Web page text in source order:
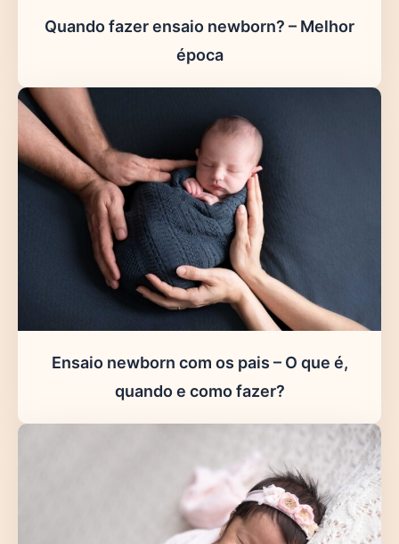
Quando fazer ensaio newborn? – Melhor
época
Ensaio newborn com os pais – O que é,
quando e como fazer?